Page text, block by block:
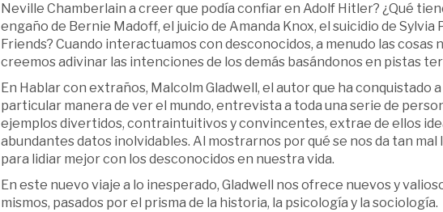
Neville Chamberlain a creer que podía confiar en Adolf Hitler? ¿Qué
engaño de Bernie Madoff, el juicio de Amanda Knox, el suicidio de
Friends? Cuando interactuamos con desconocidos, a menudo las cosas
creemos adivinar las intenciones de los demás basándonos en pistas
En Hablar con extraños, Malcolm Gladwell, el autor que ha conquistado
particular manera de ver el mundo, entrevista a toda una serie de
ejemplos divertidos, contraintuitivos y convincentes, extrae de ellos
abundantes datos inolvidables. Al mostrarnos por qué se nos da tan
para lidiar mejor con los desconocidos en nuestra vida.
En este nuevo viaje a lo inesperado, Gladwell nos ofrece nuevos y
mismos, pasados por el prisma de la historia, la psicología y la sociología.